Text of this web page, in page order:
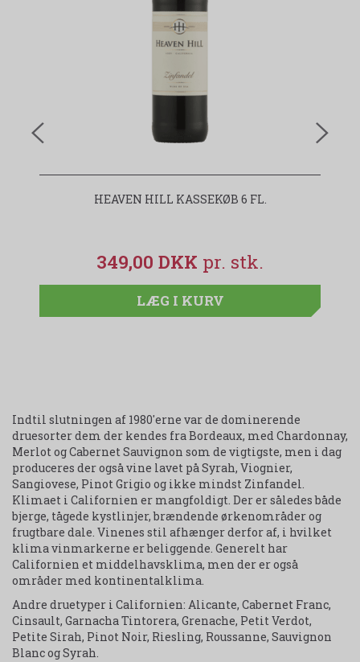
HEAVEN HILL KASSEKØB 6 FL.
349,00 DKK
LÆG I KURV
Indtil slutningen af 1980'erne var de dominerende
druesorter dem der kendes fra Bordeaux, med Chardonnay,
Merlot og Cabernet Sauvignon som de vigtigste, men i dag
produceres der også vine lavet på Syrah, Viognier,
Sangiovese, Pinot Grigio og ikke mindst Zinfandel.
Klimaet i Californien er mangfoldigt. Der er således både
bjerge, tågede kystlinjer, brændende ørkenområder og
frugtbare dale. Vinenes stil afhænger derfor af, i hvilket
klima vinmarkerne er beliggende. Generelt har
Californien et middelhavsklima, men der er også
områder med kontinentalklima.
Andre druetyper i Californien: Alicante, Cabernet Franc,
Cinsault, Garnacha Tintorera, Grenache, Petit Verdot,
Petite Sirah, Pinot Noir, Riesling, Roussanne, Sauvignon
Blanc og Syrah.